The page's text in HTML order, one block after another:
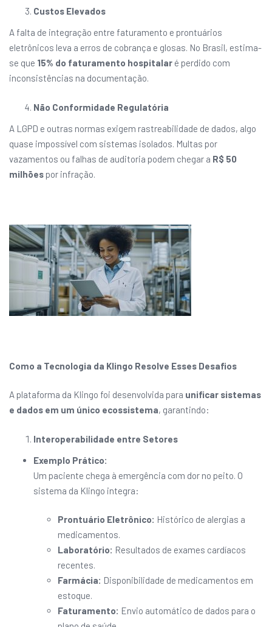
Custos Elevados
A falta de integração entre faturamento e prontuários
eletrônicos leva a erros de cobrança e glosas. No Brasil, estima-
se que 15% do faturamento hospitalar é perdido com
inconsistências na documentação.
Não Conformidade Regulatória
A LGPD e outras normas exigem rastreabilidade de dados, algo
quase impossível com sistemas isolados. Multas por
vazamentos ou falhas de auditoria podem chegar a R$ 50
milhões por infração.
Como a Tecnologia da Klingo Resolve Esses Desafios
A plataforma da Klingo foi desenvolvida para unificar sistemas
e dados em um único ecossistema, garantindo:
Interoperabilidade entre Setores
Exemplo Prático:
Um paciente chega à emergência com dor no peito. O
sistema da Klingo integra:
Prontuário Eletrônico: Histórico de alergias a
medicamentos.
Laboratório: Resultados de exames cardíacos
recentes.
Farmácia: Disponibilidade de medicamentos em
estoque.
Faturamento: Envio automático de dados para o